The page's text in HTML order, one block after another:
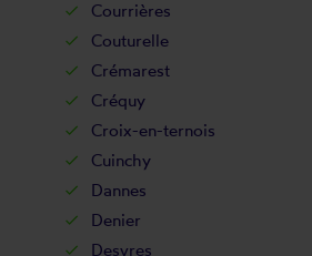
Courrières
Couturelle
Crémarest
Créquy
Croix-en-ternois
Cuinchy
Dannes
Denier
Desvres